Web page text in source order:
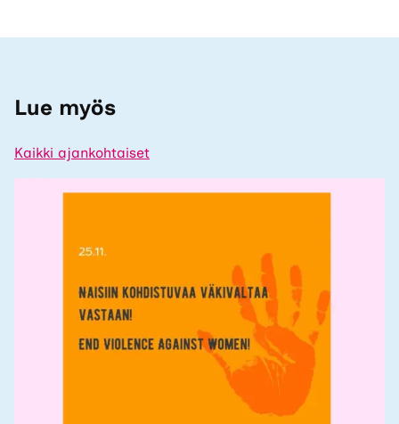
Lue myös
Kaikki ajankohtaiset